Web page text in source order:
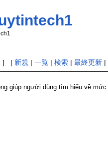
] [ 新規 | 一覧| 検索| 最終更新|
giúp người dùng tìm hiểu về